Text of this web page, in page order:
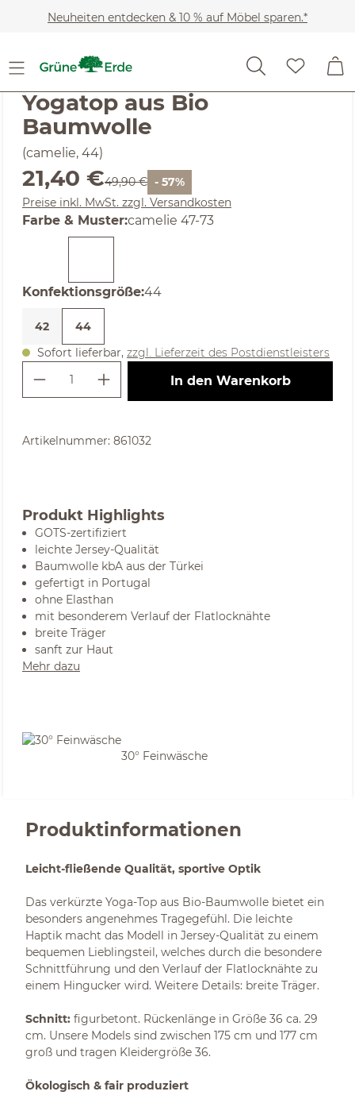
Zum Hauptinhalt springen
Neuheiten entdecken & 10 % auf Möbel sparen.*
Durchschnittliche Bewertung von 5 von 5 Sternen
(5) 3 Bewertungen
Yogatop aus Bio
Baumwolle
(camelie, 44)
Verkaufspreis:
21,40 €Regulärer Preis:
49,90 € - 57%
Preise inkl. MwSt. zzgl. Versandkosten
Farbe & Musterauswählen
:camelie 47-73
Konfektionsgrößeauswählen
:44
42
44
Sofort lieferbar, zzgl. Lieferzeit des Postdienstleisters
Produkt Anzahl: Gib den
In den Warenkorb
Artikelnummer: 861032
Produkt Highlights
GOTS-zertifiziert
leichte Jersey-Qualität
Baumwolle kbA aus der Türkei
gefertigt in Portugal
ohne Elasthan
mit besonderem Verlauf der Flatlocknähte
breite Träger
sanft zur Haut
Mehr dazu
30° Feinwäsche
Produktinformationen
Leicht-fließende Qualität, sportive Optik
Das verkürzte Yoga-Top aus Bio-Baumwolle bietet ein
besonders angenehmes Tragegefühl. Die leichte
Haptik macht das Modell in Jersey-Qualität zu einem
bequemen Lieblingsteil, welches durch die besondere
Schnittführung und den Verlauf der Flatlocknähte zu
einem Hingucker wird. Weitere Details: breite Träger.
Schnitt: figurbetont. Rückenlänge in Größe 36 ca. 29
cm. Unsere Models sind zwischen 175 cm und 177 cm
groß und tragen Kleidergröße 36.
Ökologisch & fair produziert